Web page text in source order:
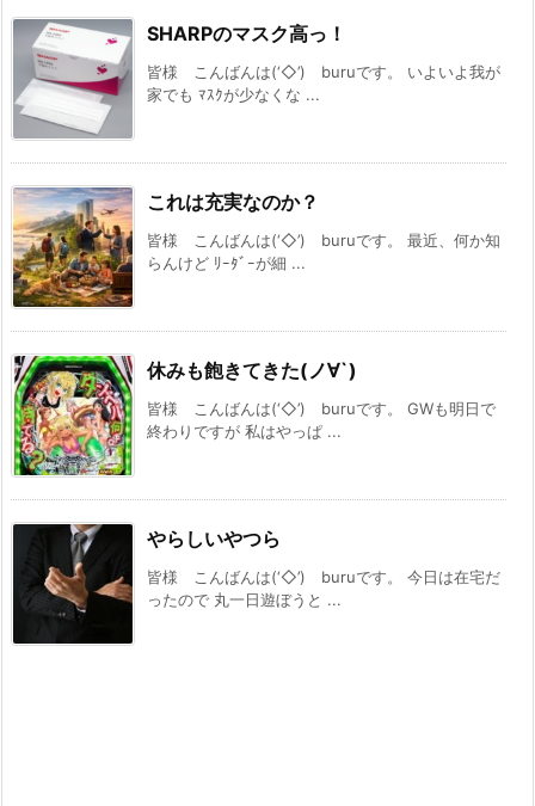
SHARPのマスク高っ！
皆様 こんばんは(‘◇’)ゞburuです。 いよいよ我が
家でも ﾏｽｸが少なくな ...
これは充実なのか？
皆様 こんばんは(‘◇’)ゞburuです。 最近、何か知
らんけど ﾘｰﾀﾞｰが細 ...
休みも飽きてきた(ノ∀`)
皆様 こんばんは(‘◇’)ゞburuです。 GWも明日で
終わりですが 私はやっぱ ...
やらしいやつら
皆様 こんばんは(‘◇’)ゞburuです。 今日は在宅だ
ったので 丸一日遊ぼうと ...